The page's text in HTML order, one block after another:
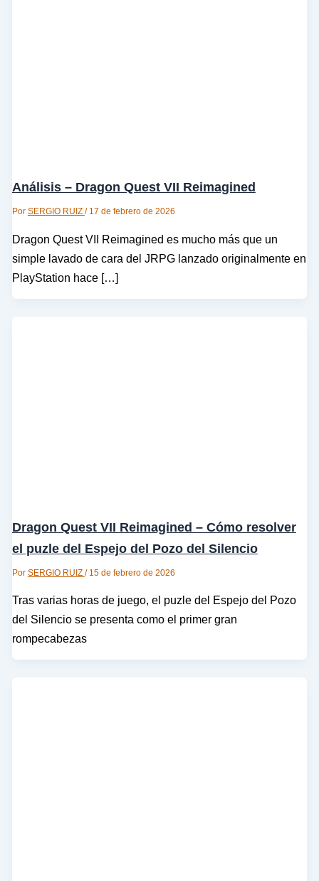
Análisis – Dragon Quest VII Reimagined
Por SERGIO RUIZ / 17 de febrero de 2026
Dragon Quest VII Reimagined es mucho más que un
simple lavado de cara del JRPG lanzado originalmente en
PlayStation hace […]
Dragon Quest VII Reimagined – Cómo resolver
el puzle del Espejo del Pozo del Silencio
Por SERGIO RUIZ / 15 de febrero de 2026
Tras varias horas de juego, el puzle del Espejo del Pozo
del Silencio se presenta como el primer gran
rompecabezas